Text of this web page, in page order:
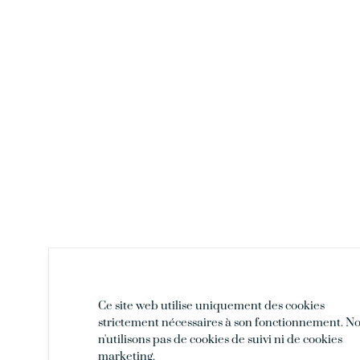
Ce site web utilise uniquement des cookies
strictement nécessaires à son fonctionnement.
n'utilisons pas de cookies de suivi ni de cookies
marketing.